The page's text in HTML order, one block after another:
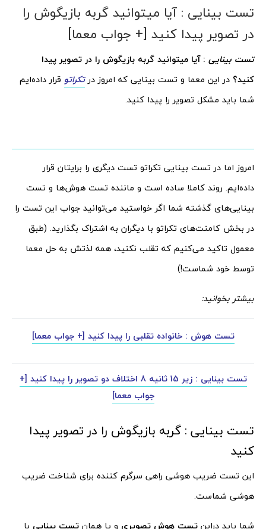
تست بینایی : آیا میتوانید گربه بازیگوش را
در تصویر پیدا کنید [+ جواب معما]
تست بینایی : آیا میتوانید گربه بازیگوش را در تصویر پیدا
کنید؟ در این معما و تست بینایی که امروز درتکراتو قرار داده‌ایم
شما باید مشکل تصویر را پیدا کنید.
امروز اما در تست بینایی تکراتو تست دیگری را برایتان قرار
داده‌ایم. روند کاملا ساده است و ماننده تست هوش‌ها و تست
بینایی‌های گذشته شما اگر خواستید می‌توانید جواب این تست را
در بخش کامنت‌های تکراتو با دیگران به اشتراک بگذارید. (طبق
معمول تاکید می‌کنیم که تقلب نکنید، همه لذتش به حل معما
توسط خود شماست!)
بیشتر بخوانید:
تست هوش : خانواده تقلبی را پیدا کنید [+ جواب معما]
تست بینایی : زیر 15 ثانیه 8 اختلاف دو تصویر را پیدا کنید [+
جواب معما]
تست بینایی : گربه بازیگوش را در تصویر پیدا
کنید
این تست ضریب هوشی راهی سرگرم کننده برای شناخت ضریب
هوشی شماست.
شما باید دراین تست هوش تصویری و یا همان تست بینایی با